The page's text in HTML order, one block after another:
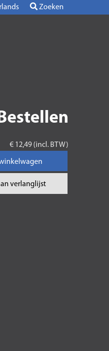
Zoeken
€ 12,49 (incl. BTW)
verlanglijst